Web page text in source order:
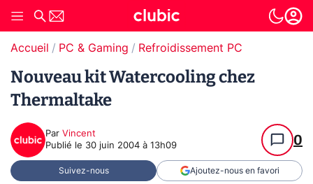
Accueil PC & Gaming Refroidissement PC
Nouveau kit Watercooling chez
Thermaltake
Par Vincent
Publié le 30 juin 2004 à 13h09 0
Suivez-nous Ajoutez-nous en favori